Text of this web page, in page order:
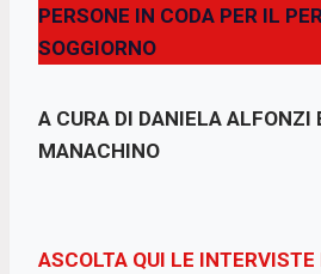
e
o
t
p
t
r
PERSONE IN CODA PER IL
SOGGIORNO
A CURA DI DANIELA ALFONZI
MANACHINO
ASCOLTA QUI LE